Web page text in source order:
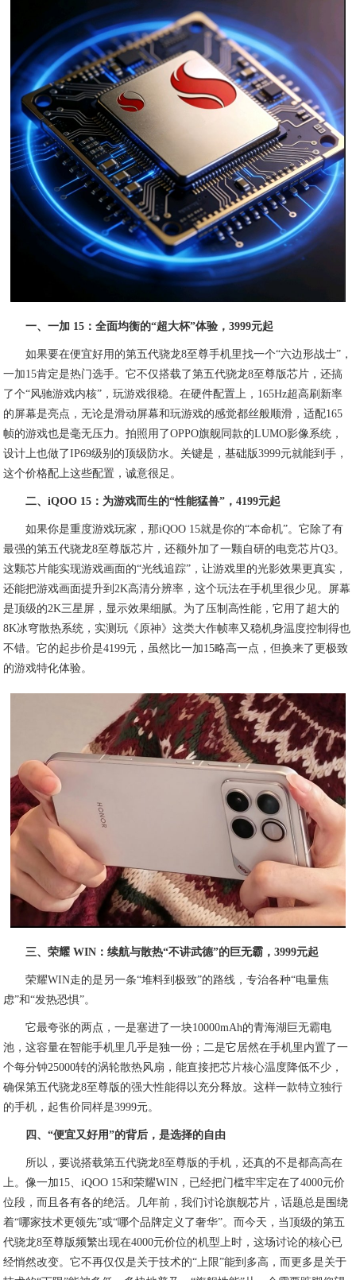
一、一加 15：全面均衡的“超大杯”体验，3999元起
如果要在便宜好用的第五代骁龙8至尊手机里找一个“六边形战士”，
一加15肯定是热门选手。它不仅搭载了第五代骁龙8至尊版芯片，还搞
了个“风驰游戏内核”，玩游戏很稳。在硬件配置上，165Hz超高刷新率
的屏幕是亮点，无论是滑动屏幕和玩游戏的感觉都丝般顺滑，适配165
帧的游戏也是毫无压力。拍照用了OPPO旗舰同款的LUMO影像系统，
设计上也做了IP69级别的顶级防水。关键是，基础版3999元就能到手，
这个价格配上这些配置，诚意很足。
二、iQOO 15：为游戏而生的“性能猛兽”，4199元起
如果你是重度游戏玩家，那iQOO 15就是你的“本命机”。它除了有
最强的第五代骁龙8至尊版芯片，还额外加了一颗自研的电竞芯片Q3。
这颗芯片能实现游戏画面的“光线追踪”，让游戏里的光影效果更真实，
还能把游戏画面提升到2K高清分辨率，这个玩法在手机里很少见。屏幕
是顶级的2K三星屏，显示效果细腻。为了压制高性能，它用了超大的
8K冰穹散热系统，实测玩《原神》这类大作帧率又稳机身温度控制得也
不错。它的起步价是4199元，虽然比一加15略高一点，但换来了更极致
的游戏特化体验。
三、荣耀 WIN：续航与散热“不讲武德”的巨无霸，3999元起
荣耀WIN走的是另一条“堆料到极致”的路线，专治各种“电量焦
虑”和“发热恐惧”。
它最夸张的两点，一是塞进了一块10000mAh的青海湖巨无霸电
池，这容量在智能手机里几乎是独一份；二是它居然在手机里内置了一
个每分钟25000转的涡轮散热风扇，能直接把芯片核心温度降低不少，
确保第五代骁龙8至尊版的强大性能得以充分释放。这样一款特立独行
的手机，起售价同样是3999元。
四、“便宜又好用”的背后，是选择的自由
所以，要说搭载第五代骁龙8至尊版的手机，还真的不是都高高在
上。像一加15、iQOO 15和荣耀WIN，已经把门槛牢牢定在了4000元价
位段，而且各有各的绝活。几年前，我们讨论旗舰芯片，话题总是围绕
着“哪家技术更领先”或“哪个品牌定义了奢华”。而今天，当顶级的第五
代骁龙8至尊版频繁出现在4000元价位的机型上时，这场讨论的核心已
经悄然改变。它不再仅仅是关于技术的“上限”能到多高，而更多是关于